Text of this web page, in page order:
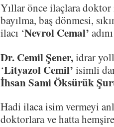
Yıllar önce ilaçlara doktor
bayılma, baş dönmesi,
ilacı ‘Nevrol Cemal’
Dr. Cemil Şener,idrar
‘Lityazol Cemil’ isimli
İhsan Sami Öksürük
Hadi ilaca isim vermeyi
doktorlara ve hatta